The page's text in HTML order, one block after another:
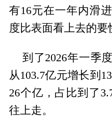
有16元在一年内滑
度比表面看上去的要
到了2026年一季
从103.7亿元增长到
26个亿，占比到了
往上走。